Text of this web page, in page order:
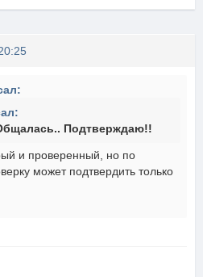
Подтверждаю!!
и проверенный, но по
может подтвердить только